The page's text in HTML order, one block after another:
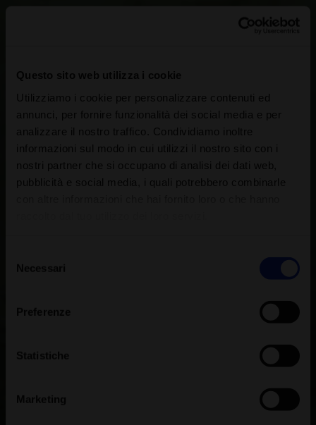
Questo sito web utilizza i cookie
Utilizziamo i cookie per personalizzare contenuti ed
annunci, per fornire funzionalità dei social media e per
analizzare il nostro traffico. Condividiamo inoltre
informazioni sul modo in cui utilizzi il nostro sito con i
nostri partner che si occupano di analisi dei dati web,
pubblicità e social media, i quali potrebbero combinarle
Necessari
Preferenze
Statistiche
Marketing